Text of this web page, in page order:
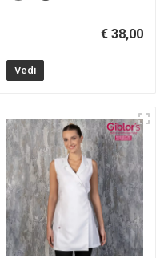
€ 38,00
Vedi